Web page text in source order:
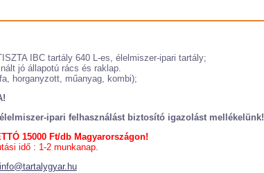
IBC tartály 640 L-es, élelmiszer-ipari tartály;
jó állapotú rács és raklap.
horganyzott, műanyag, kombi);
ipari felhasználást biztosító igazolást mellékelünk!
15000 Ft/db Magyarországon!
idő : 1-2 munkanap.
info@tartalygyar.hu